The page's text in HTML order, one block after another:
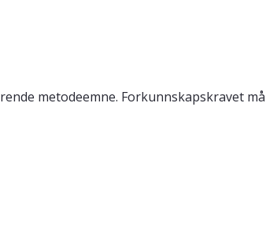
metodeemne. Forkunnskapskravet